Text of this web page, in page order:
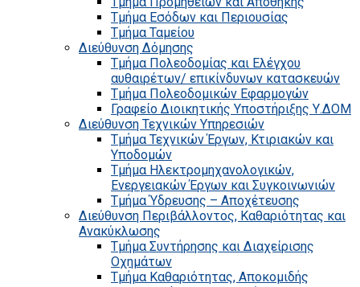
Τμήμα Εσόδων και Περιουσίας
Τμήμα Ταμείου
Διεύθυνση Δόμησης
Τμήμα Πολεοδομίας και Ελέγχου
αυθαιρέτων/ επικίνδυνων κατασκευών
Τμήμα Πολεοδομικών Εφαρμογών
Γραφείο Διοικητικής Υποστήριξης Υ.ΔΟΜ
Διεύθυνση Τεχνικών Υπηρεσιών
Τμήμα Τεχνικών Έργων, Κτιριακών και
Υποδομών
Τμήμα Ηλεκτρομηχανολογικών,
Ενεργειακών Έργων και Συγκοινωνιών
Τμήμα Ύδρευσης – Αποχέτευσης
Διεύθυνση Περιβάλλοντος, Καθαριότητας και
Ανακύκλωσης
Τμήμα Συντήρησης και Διαχείρισης
Οχημάτων
Τμήμα Καθαριότητας, Αποκομιδής